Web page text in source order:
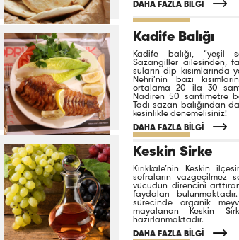
DAHA FAZLA BİLGİ
Kadife Balığı
Kadife balığı, “yeşil
Sazangiller ailesinden,
suların dip kısımlarında
Nehri’nin bazı
ortalama 20 ila 30
Nadiren 50 santimetre
Tadı sazan balığından
kesinlikle denemelisiniz!
DAHA FAZLA BİLGİ
Keskin Sirke
Kırıkkale’nin Keskin
sofraların vazgeçilmez
vücudun direncini
faydaları
sürecinde organik
mayalanan Keskin
hazırlanmaktadır.
DAHA FAZLA BİLGİ